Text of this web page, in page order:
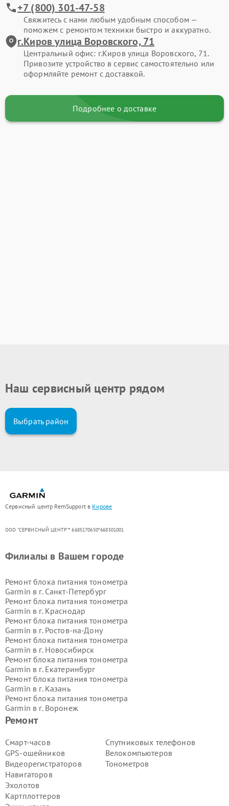
+7 (800) 301-47-58
Свяжитесь с нами любым удобным способом —
поможем с ремонтом техники быстро и аккуратно.
г.Киров улица Воровского, 71
Центральный офис: г.Киров улица Воровского, 71.
Привозите устройство в сервис самостоятельно или
оформляйте ремонт с доставкой.
Подробнее о доставке
Наш сервисный центр рядом
Выбрать район
Сервисный центр RemSupport в Кирове
ООО "СЕРВИСНЫЙ ЦЕНТР"* 6685170650*668501001
Ремонт
Смарт-часов
GPS-ошейников
Видеорегистраторов
Навигаторов
Эхолотов
Картплоттеров
Спутниковых телефонов
Велокомпьютеров
Тонометров
Филиалы в Вашем городе
Ремонт блока питания тонометра
Garmin в г. Санкт-Петербург
Ремонт блока питания тонометра
Garmin в г. Краснодар
Ремонт блока питания тонометра
Garmin в г. Ростов-на-Дону
Ремонт блока питания тонометра
Garmin в г. Новосибирск
Ремонт блока питания тонометра
Garmin в г. Екатеринбург
Ремонт блока питания тонометра
Garmin в г. Казань
Ремонт блока питания тонометра
Garmin в г. Воронеж
Ремонт блока питания тонометра
Garmin в г.
Garmin в г.Самара
Ремонт блока питания тонометра
Garmin в г.Пермь
Ремонт блока питания тонометра
Garmin в г.
Ремонт блока питания тонометра